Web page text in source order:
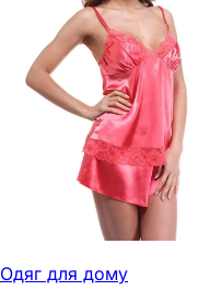
Одяг для дому